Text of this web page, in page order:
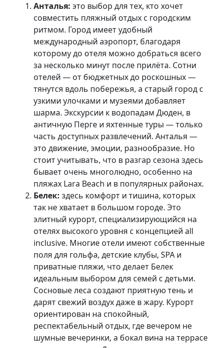
Анталья: это выбор для тех, кто хочет
совместить пляжный отдых с городским
ритмом. Город имеет удобный
международный аэропорт, благодаря
которому до отеля можно добраться всего
за несколько минут после прилёта. Сотни
отелей — от бюджетных до роскошных —
тянутся вдоль побережья, а старый город с
узкими улочками и музеями добавляет
шарма. Экскурсии к водопадам Дюден, в
античную Перге и яхтенные туры — только
часть доступных развлечений. Анталья —
это движение, эмоции, разнообразие. Но
стоит учитывать, что в разгар сезона здесь
бывает очень многолюдно, особенно на
пляжах Lara Beach и в популярных районах.
Белек: здесь комфорт и тишина, которых
так не хватает в большом городе. Это
элитный курорт, специализирующийся на
отелях высокого уровня с концепцией all
inclusive. Многие отели имеют собственные
поля для гольфа, детские клубы, SPA и
приватные пляжи, что делает Белек
идеальным выбором для семей с детьми.
Сосновые леса создают приятную тень и
дарят свежий воздух даже в жару. Курорт
ориентирован на спокойный,
респектабельный отдых, где вечером не
шумные вечеринки, а бокал вина на террасе